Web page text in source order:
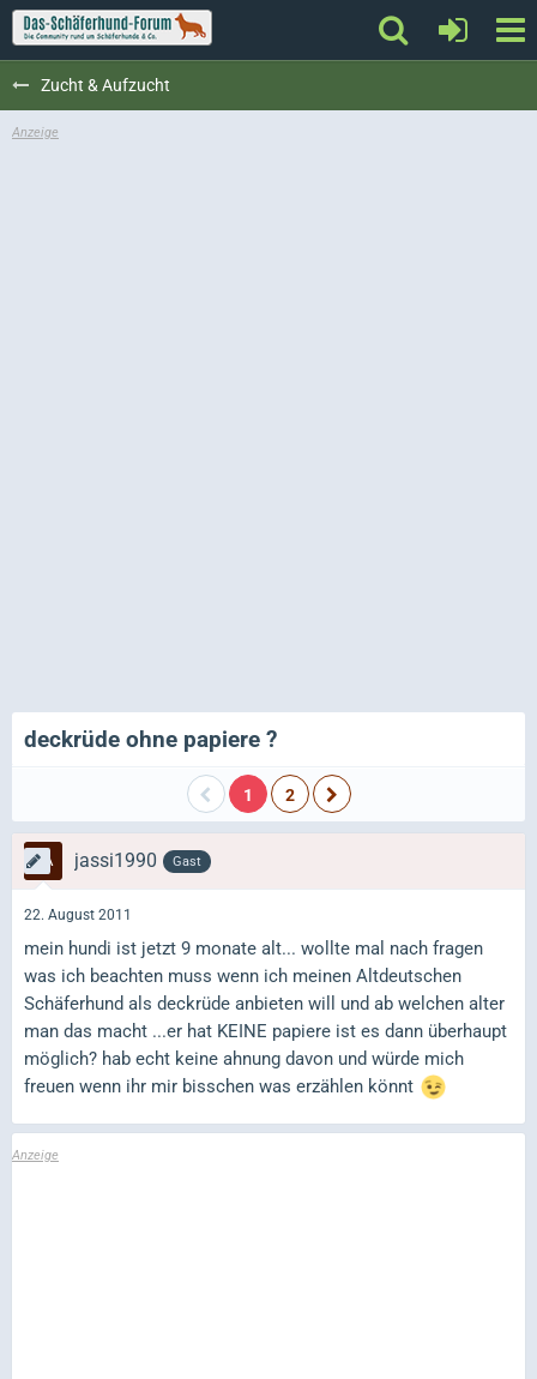
Zucht & Aufzucht
deckrüde ohne papiere ?
1 2
jassi1990 Gast
22. August 2011
mein hundi ist jetzt 9 monate alt... wollte mal nach fragen
was ich beachten muss wenn ich meinen Altdeutschen
Schäferhund als deckrüde anbieten will und ab welchen alter
man das macht ...er hat KEINE papiere ist es dann überhaupt
möglich? hab echt keine ahnung davon und würde mich
freuen wenn ihr mir bisschen was erzählen könnt